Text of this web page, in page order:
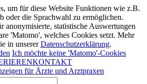
um für diese Website Funktionen wie z.B.
oder die Sprachwahl zu ermöglichen.
anonymisierte, statistische Auswertungen
'Matomo', welches Cookies setzt. Mehr
in unsererDatenschutzerklärung.
Ich möchte keine 'Matomo'-Cookies
KONTAKT